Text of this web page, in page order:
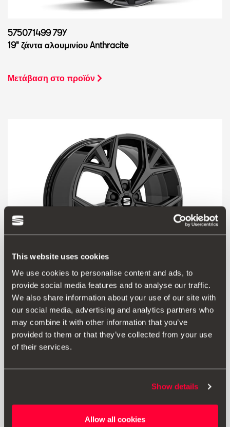
This website uses cookies
We use cookies to personalise content and ads, to
provide social media features and to analyse our traffic.
We also share information about your use of our site with
our social media, advertising and analytics partners who
may combine it with other information that you’ve
provided to them or that they’ve collected from your use
of their services.
Show details
Allow all cookies
575071499 79Y
19" ζάντα αλουμινίου Anthracite
Μετάβαση στο προϊόν
575601025AQ BA1
19" ζάντα αλουμινίου, γυαλιστερή μαύρη
Μετάβαση στο προϊόν